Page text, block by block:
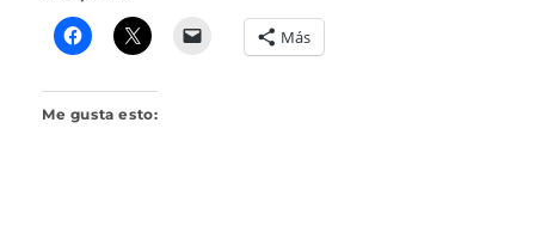
Más
Me gusta esto: